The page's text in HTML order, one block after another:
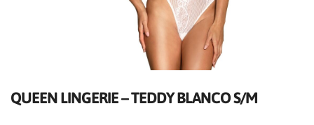
QUEEN LINGERIE – TEDDY BLANCO S/M